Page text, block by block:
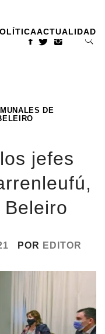
ACTUALIDAD
DE
jefes
Beleiro
POR EDITOR